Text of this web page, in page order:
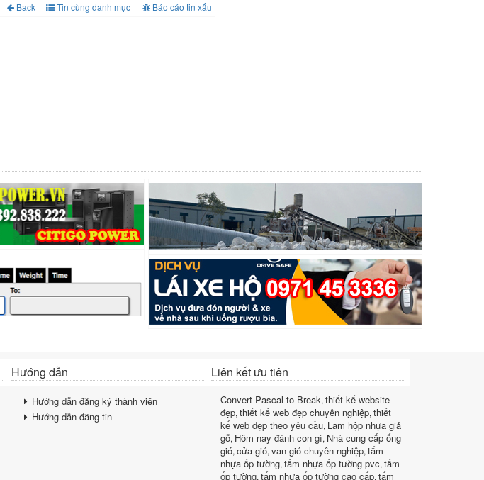
Back Tin cùng danh mục Báo cáo tin xấu
Hướng dẫn Liên kết ưu tiên
Hướng dẫn đăng ký thành viên
Hướng dẫn đăng tin
Convert Pascal to Break, thiết kế website
đẹp, thiết kế web đẹp chuyên nghiệp, thiết
kế web đẹp theo yêu cầu, Lam hộp nhựa giả
gỗ, Hôm nay đánh con gì, Nhà cung cấp ống
gió, cửa gió, van gió chuyên nghiệp, tấm
nhựa ốp tường, tấm nhựa ốp tường pvc, tấm
ốp tường, tấm nhựa ốp tường cao cấp, tấm